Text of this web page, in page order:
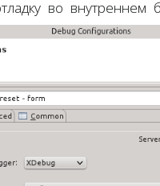
во внутреннем